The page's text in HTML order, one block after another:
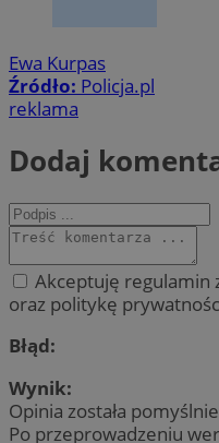
Ewa Kurpas
Źródło: Policja.pl
reklama
Dodaj
Akceptuję regulamin
oraz politykę
Błąd:
Wynik:
Opinia została
Po przeprowadzeniu